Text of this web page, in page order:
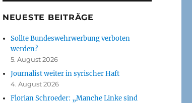
NEUESTE BEITRÄGE
Sollte Bundeswehrwerbung verboten
werden?
5. August 2026
Journalist weiter in syrischer Haft
4. August 2026
Florian Schroeder: „Manche Linke sind